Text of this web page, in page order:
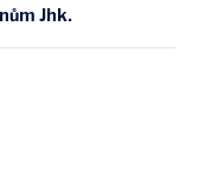
Jhk.